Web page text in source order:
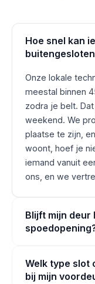
Hoe snel kan
Onze lokale
meestal binnen
zodra je belt.
weekend. We
plaatse te zijn,
woont, hoef je
iemand vanuit
ons, en we
Blijft mijn deur
Welk type slot
bij mijn